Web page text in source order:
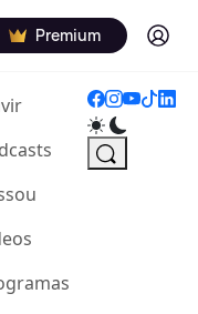
Premium Log in
(current)